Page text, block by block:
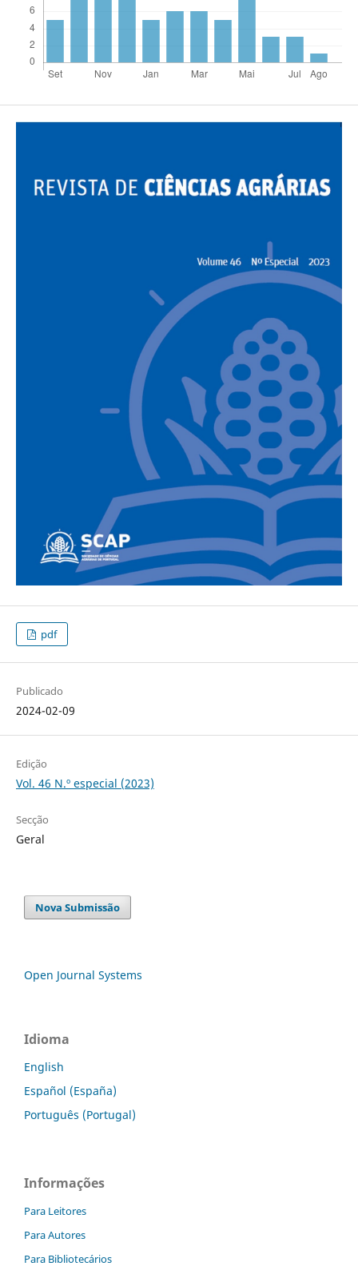
pdf
Publicado
2024-02-09
Edição
Vol. 46 N.º especial (2023)
Secção
Geral
Nova Submissão
Open Journal Systems
Idioma
English
Español (España)
Português (Portugal)
Informações
Para Leitores
Para Autores
Para Bibliotecários